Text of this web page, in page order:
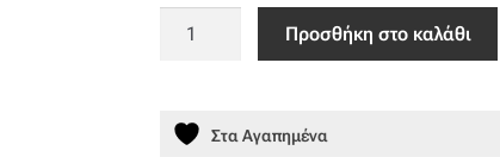
IGGY
Προσθήκη στο καλάθι
Στα Αγαπημένα